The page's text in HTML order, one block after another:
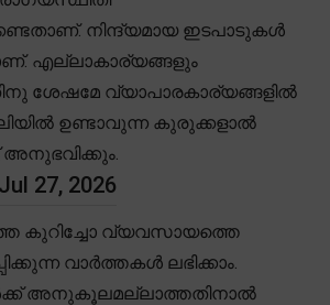
നിന്ദ്യമായ ഇടപാടുകൾ
എല്ലാകാര്യങ്ങളും
ശേഷമേ വ്യാപാരകാര്യങ്ങളിൽ
ഉണ്ടാവുന്ന കുരുക്കളാൽ
അനുഭവിക്കും.
27, 2026
കുറിച്ചോ വ്യവസായത്തെ
വാർത്തകൾ ലഭിക്കാം.
അനുകൂലമല്ലാത്തതിനാൽ